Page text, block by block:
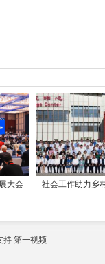
大会 社会工作助力乡
持 第一视频